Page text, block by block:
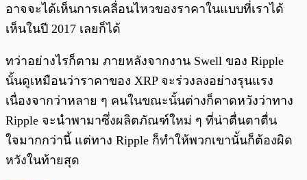
อาจจะได้เห็นการเคลื่อนไหวของราคาในแบบที่เราได้
เห็นในปี 2017 เลยก็ได้
ทว่าอย่างไรก็ตาม ภายหลังจากงาน Swell ของ Ripple
นั้นดูเหมือนว่าราคาของ XRP จะร่วงลงอย่างรุนแรง
เนื่องจากว่าหลาย ๆ คนในขณะนั้นต่างก็คาดหวังว่าทาง
Ripple จะนำพามาซึ่งผลิตภัณฑ์ใหม่ ๆ ที่น่าตื่นตาตื่น
ใจมากกว่านี้ แต่ทาง Ripple ก็ทำให้พวกเขานั้นก็ต้องผิด
หวังในท้ายสุด